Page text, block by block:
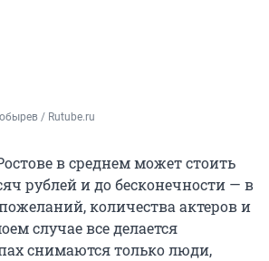
/ Rutube.ru
в среднем может стоить
рублей и до бесконечности — в
количества актеров и
случае все делается
снимаются только люди,